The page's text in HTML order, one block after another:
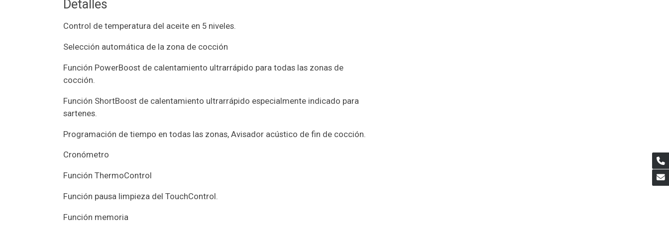
Detalles
Control de temperatura del aceite en 5 niveles.
Selección automática de la zona de cocción
Función PowerBoost de calentamiento ultrarrápido para todas las zonas de
cocción.
Función ShortBoost de calentamiento ultrarrápido especialmente indicado para
sartenes.
Programación de tiempo en todas las zonas, Avisador acústico de fin de cocción.
Cronómetro
Función ThermoControl
Función pausa limpieza del TouchControl.
Función memoria